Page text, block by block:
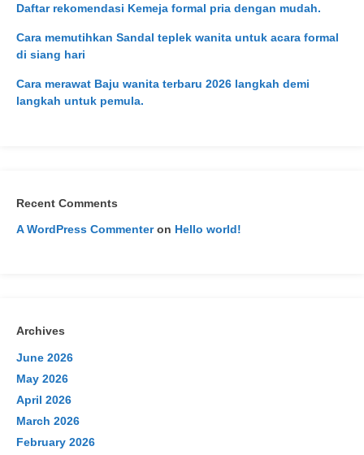
Daftar rekomendasi Kemeja formal pria dengan mudah.
Cara memutihkan Sandal teplek wanita untuk acara formal
di siang hari
Cara merawat Baju wanita terbaru 2026 langkah demi
langkah untuk pemula.
Recent Comments
A WordPress Commenteron Hello world!
Archives
June 2026
May 2026
April 2026
March 2026
February 2026